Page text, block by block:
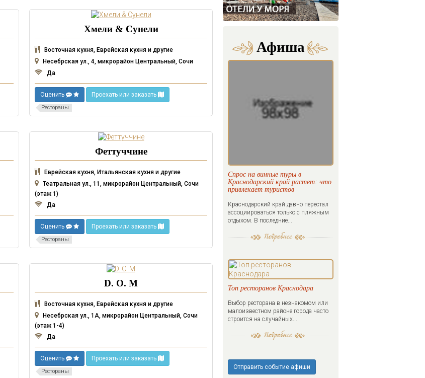
Хмели & Сунели
Восточная кухня, Еврейская кухня и другие
Несебрская ул., 4, микрорайон Центральный, Сочи
Да
Оценить Проехать или заказать
Рестораны
Феттуччине
Еврейская кухня, Итальянская кухня и другие
Театральная ул., 11, микрорайон Центральный, Сочи
(этаж 1)
Да
Оценить Проехать или заказать
Рестораны
D. O. M
Восточная кухня, Еврейская кухня и другие
Несебрская ул., 1А, микрорайон Центральный, Сочи
(этаж 1-4)
Да
Оценить Проехать или заказать
Рестораны
Афиша
Спрос на винные туры в
Краснодарский край растет: что
привлекает туристов
Краснодарский край давно перестал
ассоциироваться только с пляжным
отдыхом. В последние...
Топ ресторанов Краснодара
Выбор ресторана в незнакомом или
малоизвестном районе города часто
строится на случайных...
Отправить событие афиши